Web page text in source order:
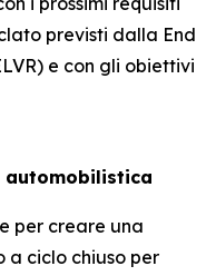
previsti dalla End
e con gli obiettivi
automobilistica
per creare una
ciclo chiuso per